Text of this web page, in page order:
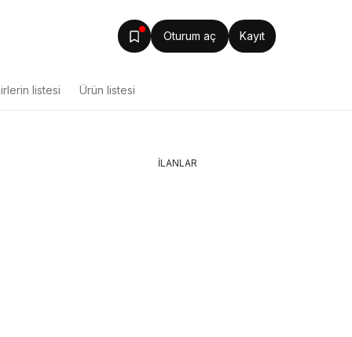
Oturum aç Kayıt
listesi Ürün listesi
İLANLAR